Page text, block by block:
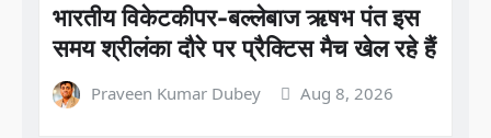
भारतीय विकेटकीपर-बल्लेबाज ऋषभ पंत इस
समय श्रीलंका दौरे पर प्रैक्टिस मैच खेल रहे हैं
Praveen Kumar Dubey Aug 8, 2026